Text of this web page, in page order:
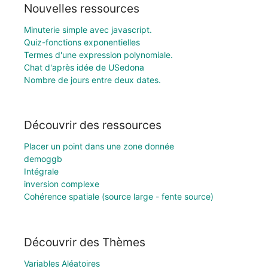
Nouvelles ressources
Minuterie simple avec javascript.
Quiz-fonctions exponentielles
Termes d'une expression polynomiale.
Chat d'après idée de USedona
Nombre de jours entre deux dates.
Découvrir des ressources
Placer un point dans une zone donnée
demoggb
Intégrale
inversion complexe
Cohérence spatiale (source large - fente source)
Découvrir des Thèmes
Variables Aléatoires